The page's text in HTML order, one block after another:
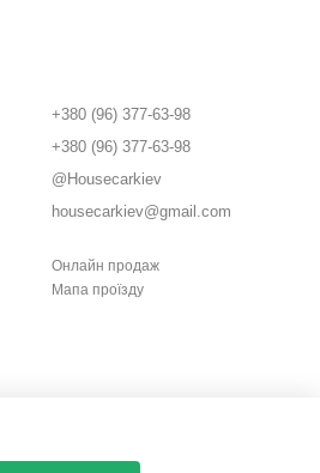
+380 (96) 377-63-98
+380 (96) 377-63-98
@Housecarkiev
housecarkiev@gmail.com
Онлайн продаж
Мапа проїзду